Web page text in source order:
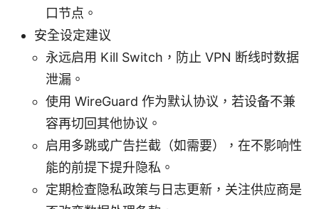
口节点。
安全设定建议
永远启用 Kill Switch，防止 VPN 断线时数据
泄漏。
使用 WireGuard 作为默认协议，若设备不兼
容再切回其他协议。
启用多跳或广告拦截（如需要），在不影响性
能的前提下提升隐私。
定期检查隐私政策与日志更新，关注供应商是